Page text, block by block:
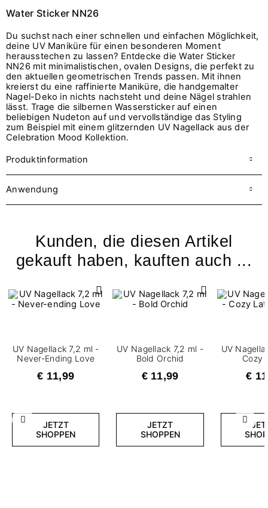
Water Sticker NN26
Du suchst nach einer schnellen und einfachen Möglichkeit,
deine UV Maniküre für einen besonderen Moment
herausstechen zu lassen? Entdecke die Water Sticker
NN26 mit minimalistischen, ovalen Designs, die perfekt zu
den aktuellen geometrischen Trends passen. Mit ihnen
kreierst du eine raffinierte Maniküre, die handgemalter
Nagel-Deko in nichts nachsteht und deine Nägel strahlen
lässt. Trage die silbernen Wassersticker auf einen
beliebigen Nudeton auf und vervollständige das Styling
zum Beispiel mit einem glitzernden UV Nagellack aus der
Celebration Mood Kollektion.
Produktinformation
Anwendung
Kunden, die diesen Artikel
gekauft haben, kauften auch ...
Zurück
UV Nagellack 7,2 ml -
Never-Ending Love
€ 11,99
JETZT
SHOPPEN
UV Nagellack 7,2 ml -
Bold Orchid
€ 11,99
JETZT
SHOPPEN
UV
Cozy
€